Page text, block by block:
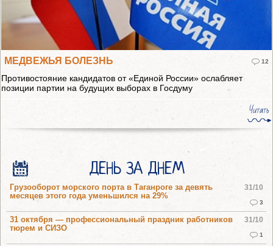
МЕДВЕЖЬЯ БОЛЕЗНЬ 12
Противостояние кандидатов от «Единой России» ослабляет
позиции партии на будущих выборах в Госдуму
Читать
ДЕНЬ ЗА ДНЕМ
31/10
3
Грузооборот морского порта в Таганроге за девять
месяцев этого года уменьшился на 29%
31/10
1
31 октября — профессиональный праздник работников
тюрем и СИЗО